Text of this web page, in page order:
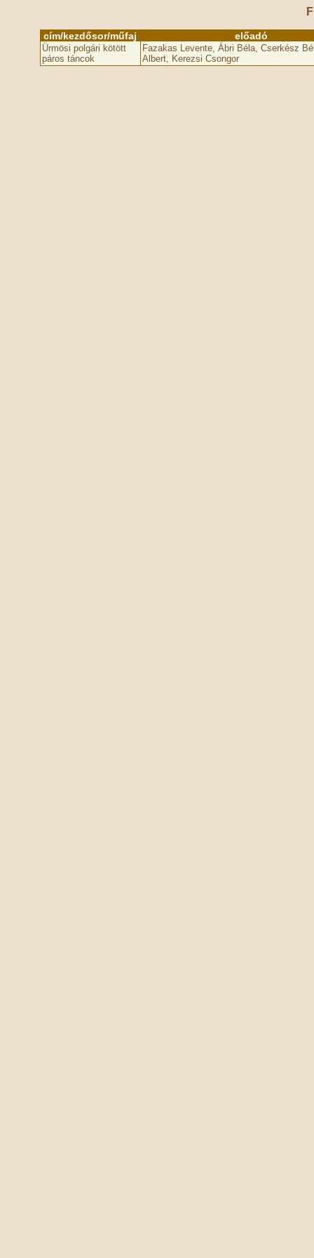
cím/kezdősor/műfaj előadó
Ürmösi polgári kötött
páros táncok
Fazakas Levente, Ábri Béla, Cserkész
Albert, Kerezsi Csongor